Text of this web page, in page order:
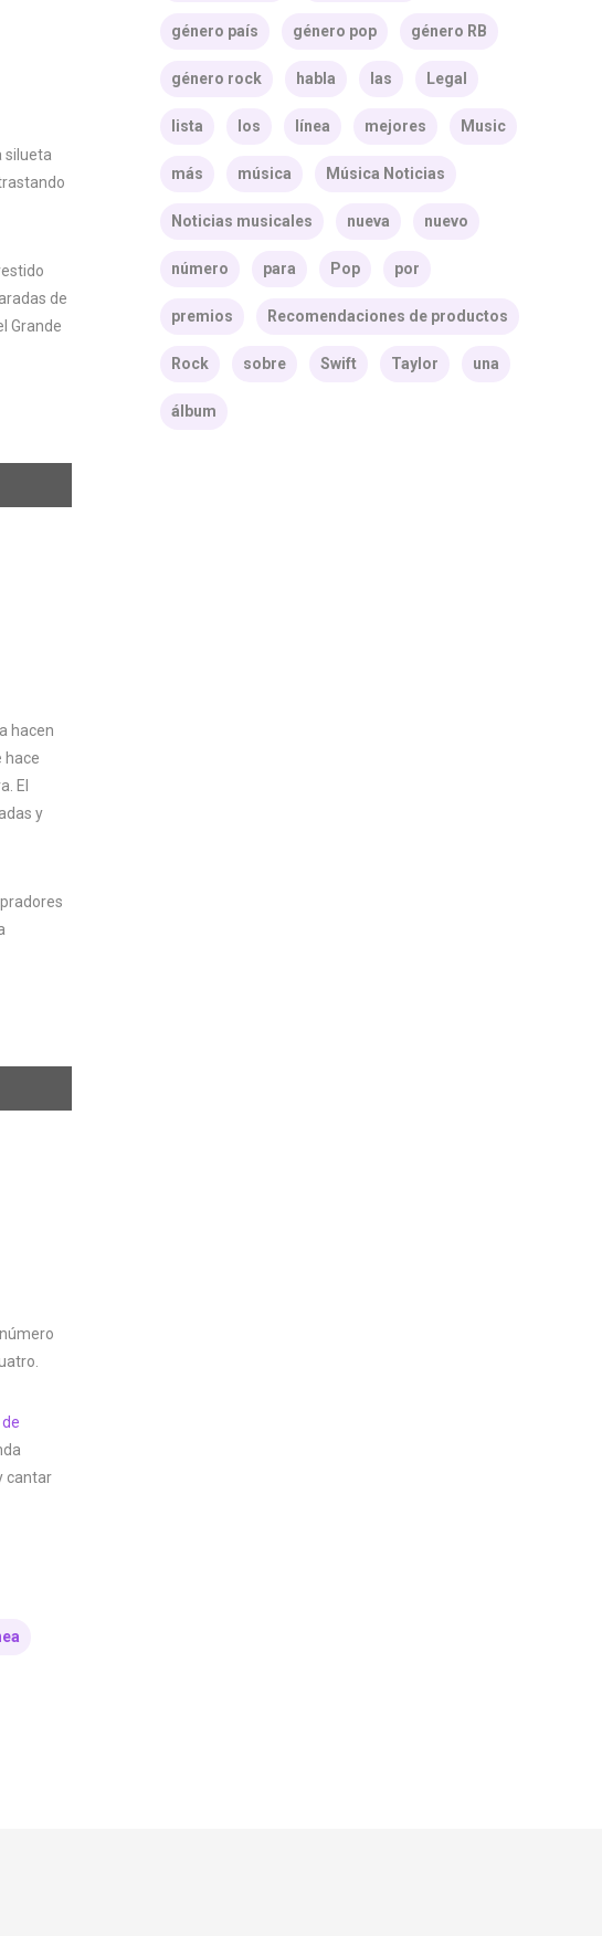
silueta
de
Grande
hacen
hace
El
y
cantar
género país género pop género RB
género rock habla las Legal
lista los línea mejores Music
más música Música Noticias
Noticias musicales nueva nuevo
número para Pop por
premios Recomendaciones de productos
Rock sobre Swift Taylor una
álbum